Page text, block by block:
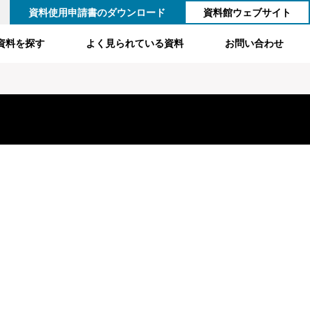
資料使用申請書のダウンロード 資料館ウェブサイト
料を探す よく見られている資料 お問い合わせ